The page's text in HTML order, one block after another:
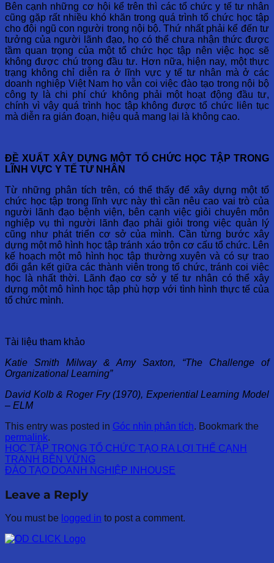
Bên cạnh những cơ hội kể trên thì các tổ chức y tế tư nhân
cũng gặp rất nhiều khó khăn trong quá trình tổ chức học tập
cho đội ngũ con người trong nội bộ. Thứ nhất phải kể đến tư
tưởng của người lãnh đạo, họ có thể chưa nhận thức được
tầm quan trọng của một tổ chức học tập nên việc học sẽ
không được chú trọng đầu tư. Hơn nữa, hiện nay, một thực
trạng không chỉ diễn ra ở lĩnh vực y tế tư nhân mà ở các
doanh nghiệp Việt Nam họ vẫn coi việc đào tạo trong nội bộ
công ty là chi phí chứ không phải một hoạt động đầu tư,
chính vì vậy quá trình học tập không được tổ chức liên tục
mà diễn ra gián đoạn, hiệu quả mang lại là không cao.
ĐỀ XUẤT XÂY DỰNG MỘT TỔ CHỨC HỌC TẬP TRONG
LĨNH VỰC Y TẾ TƯ NHÂN
Từ những phân tích trên, có thể thấy để xây dựng một tổ
chức học tập trong lĩnh vực này thì cần nêu cao vai trò của
người lãnh đạo bệnh viện, bên cạnh việc giỏi chuyên môn
nghiệp vụ thì người lãnh đạo phải giỏi trong việc quản lý
cũng như phát triển cơ sở của mình. Cần từng bước xây
dựng một mô hình học tập tránh xáo trộn cơ cấu tổ chức. Lên
kế hoạch một mô hình học tập thường xuyên và có sự trao
đổi gắn kết giữa các thành viên trong tổ chức, tránh coi việc
học là nhất thời. Lãnh đạo cơ sở y tế tư nhân có thể xây
dựng một mô hình học tập phù hợp với tình hình thực tế của
tổ chức mình.
Tài liệu tham khảo
Katie Smith Milway & Amy Saxton, “The Challenge of
Organizational Learning”
David Kolb & Roger Fry (1970), Experiential Learning Model
– ELM
This entry was posted in Góc nhìn phân tích. Bookmark the
permalink.
HỌC TẬP TRONG TỔ CHỨC TẠO RA LỢI THẾ CẠNH
TRANH BỀN VỮNG
ĐÀO TẠO DOANH NGHIỆP INHOUSE
Leave a Reply
You must be logged in to post a comment.